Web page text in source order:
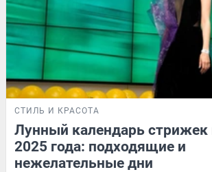
СТИЛЬ И КРАСОТА
Лунный календарь стрижек
2025 года: подходящие и
нежелательные дни